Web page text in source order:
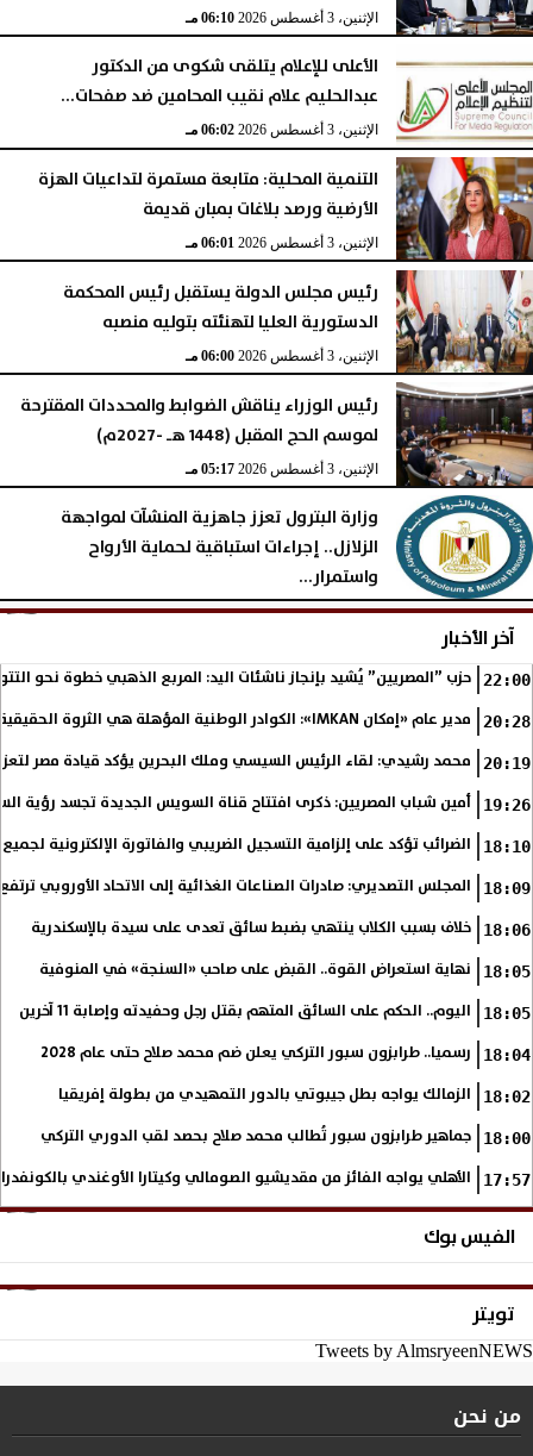
الإثنين، 3 أغسطس 2026 06:10 مـ
الأعلى للإعلام يتلقى شكوى من الدكتور
عبدالحليم علام نقيب المحامين ضد صفحات...
الإثنين، 3 أغسطس 2026 06:02 مـ
التنمية المحلية: متابعة مستمرة لتداعيات الهزة
الأرضية ورصد بلاغات بمبان قديمة
الإثنين، 3 أغسطس 2026 06:01 مـ
رئيس مجلس الدولة يستقبل رئيس المحكمة
الدستورية العليا لتهنئته بتوليه منصبه
الإثنين، 3 أغسطس 2026 06:00 مـ
رئيس الوزراء يناقش الضوابط والمحددات المقترحة
لموسم الحج المقبل (1448 هـ -2027م)
الإثنين، 3 أغسطس 2026 05:17 مـ
وزارة البترول تعزز جاهزية المنشآت لمواجهة
الزلازل.. إجراءات استباقية لحماية الأرواح
واستمرار...
الإثنين، 3 أغسطس 2026 05:16 مـ
آخر الأخبار
22:00 حزب ”المصريين” يُشيد بإنجاز ناشئات اليد: المربع الذهبي خطوة نحو
20:28 مدير عام «إمكان IMKAN»: الكوادر الوطنية المؤهلة هي الثروة الحقيقية لمستقبل التنمية في مصر
20:19 محمد رشيدي: لقاء الرئيس السيسي وملك البحرين يؤكد قيادة مصر
19:26 أمين شباب المصريين: ذكرى افتتاح قناة السويس الجديدة تجسد رؤية
18:10 الضرائب تؤكد على إلزامية التسجيل الضريبي والفاتورة الإلكترونية
18:09 المجلس التصديري: صادرات الصناعات الغذائية إلى الاتحاد الأوروبي ترتفع 15.4% خلال النصف الأول من
18:06 خلاف بسبب الكلاب ينتهي بضبط سائق تعدى على سيدة بالإسكندرية
18:05 نهاية استعراض القوة.. القبض على صاحب «السنجة» في المنوفية
18:05 اليوم.. الحكم على السائق المتهم بقتل رجل وحفيدته وإصابة 11 آخرين
18:04 رسميا.. طرابزون سبور التركي يعلن ضم محمد صلاح حتى عام 2028
18:02 الزمالك يواجه بطل جيبوتي بالدور التمهيدي من بطولة إفريقيا
18:00 جماهير طرابزون سبور تُطالب محمد صلاح بحصد لقب الدوري التركي
17:57 الأهلي يواجه الفائز من مقديشيو الصومالي وكيتارا الأوغندي
الفيس بوك
تويتر
Tweets by AlmsryeenNEWS
من نحن